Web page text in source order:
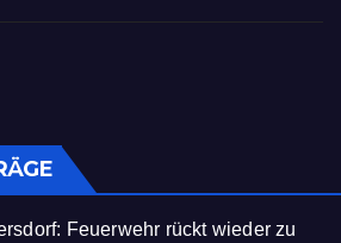
Feuerwehr rückt wieder zu